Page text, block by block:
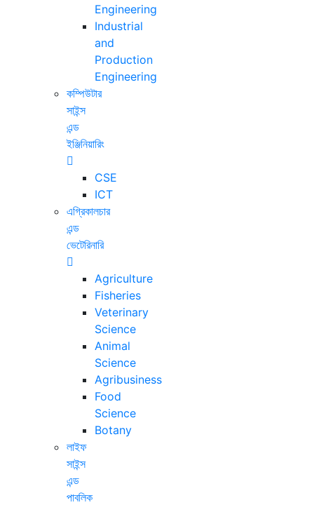
Engineering
Industrial
and
Production
Engineering
কম্পিউটার
সাইন্স
এন্ড
ইঞ্জিনিয়ারিং
CSE
ICT
এগ্রিকালচার
এন্ড
ভেটেরিনারি
Agriculture
Fisheries
Veterinary
Science
Animal
Science
Agribusiness
Food
Science
Botany
লাইফ
সাইন্স
এন্ড
পাবলিক